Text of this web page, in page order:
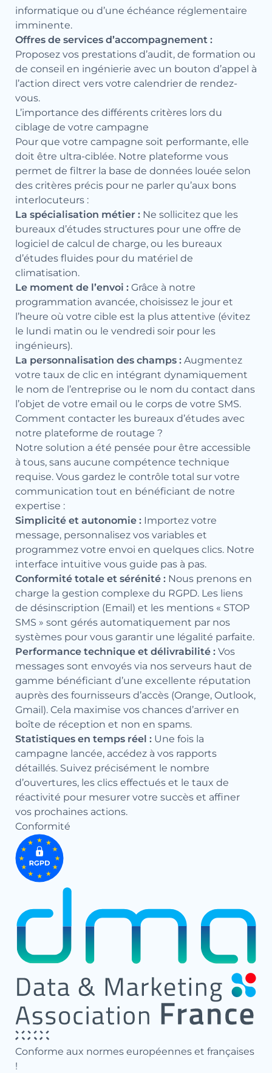
informatique ou d’une échéance réglementaire
imminente.
Offres de services d’accompagnement :
Proposez vos prestations d’audit, de formation ou
de conseil en ingénierie avec un bouton d’appel à
l’action direct vers votre calendrier de rendez-
vous.
L’importance des différents critères lors du
ciblage de votre campagne
Pour que votre campagne soit performante, elle
doit être ultra-ciblée. Notre plateforme vous
permet de filtrer la base de données louée selon
des critères précis pour ne parler qu’aux bons
interlocuteurs :
La spécialisation métier : Ne sollicitez que les
bureaux d’études structures pour une offre de
logiciel de calcul de charge, ou les bureaux
d’études fluides pour du matériel de
climatisation.
Le moment de l’envoi : Grâce à notre
programmation avancée, choisissez le jour et
l’heure où votre cible est la plus attentive (évitez
le lundi matin ou le vendredi soir pour les
ingénieurs).
La personnalisation des champs : Augmentez
votre taux de clic en intégrant dynamiquement
le nom de l’entreprise ou le nom du contact dans
l’objet de votre email ou le corps de votre SMS.
Comment contacter les bureaux d’études avec
notre plateforme de routage ?
Notre solution a été pensée pour être accessible
à tous, sans aucune compétence technique
requise. Vous gardez le contrôle total sur votre
communication tout en bénéficiant de notre
expertise :
Simplicité et autonomie : Importez votre
message, personnalisez vos variables et
programmez votre envoi en quelques clics. Notre
interface intuitive vous guide pas à pas.
Conformité totale et sérénité : Nous prenons en
charge la gestion complexe du RGPD. Les liens
de désinscription (Email) et les mentions « STOP
SMS » sont gérés automatiquement par nos
systèmes pour vous garantir une légalité parfaite.
Performance technique et délivrabilité : Vos
messages sont envoyés via nos serveurs haut de
gamme bénéficiant d’une excellente réputation
auprès des fournisseurs d’accès (Orange, Outlook,
Gmail). Cela maximise vos chances d’arriver en
boîte de réception et non en spams.
Statistiques en temps réel : Une fois la
campagne lancée, accédez à vos rapports
détaillés. Suivez précisément le nombre
d’ouvertures, les clics effectués et le taux de
réactivité pour mesurer votre succès et affiner
vos prochaines actions.
Conformité
Conforme aux normes européennes et françaises
!